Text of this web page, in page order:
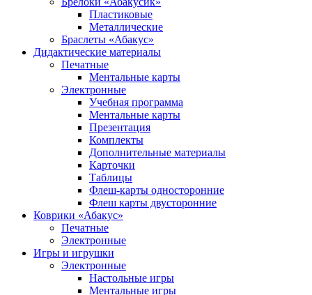
Пластиковые
Металлические
Браслеты «Абакус»
Дидактические материалы
Печатные
Ментальные карты
Электронные
Учебная программа
Ментальные карты
Презентация
Комплекты
Дополнительные материалы
Карточки
Таблицы
Флеш-карты односторонние
Флеш карты двусторонние
Коврики «Абакус»
Печатные
Электронные
Игры и игрушки
Электронные
Настольные игры
Ментальные игры